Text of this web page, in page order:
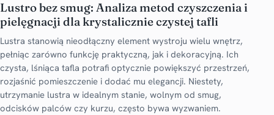
Lustro bez smug: Analiza metod czyszczenia i
pielęgnacji dla krystalicznie czystej tafli
Lustra stanowią nieodłączny element wystroju wielu wnętrz,
pełniąc zarówno funkcję praktyczną, jak i dekoracyjną. Ich
czysta, lśniąca tafla potrafi optycznie powiększyć przestrzeń,
rozjaśnić pomieszczenie i dodać mu elegancji. Niestety,
utrzymanie lustra w idealnym stanie, wolnym od smug,
odcisków palców czy kurzu, często bywa wyzwaniem.